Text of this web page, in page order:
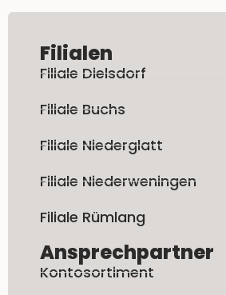
Filialen
Filiale Dielsdorf
Filiale Buchs
Filiale Niederglatt
Filiale Niederweningen
Filiale Rümlang
Ansprechpartner
Kontosortiment